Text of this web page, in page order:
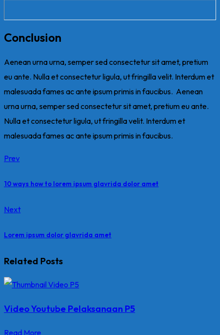
Conclusion
Aenean urna urna, semper sed consectetur sit amet, pretium
eu ante. Nulla et consectetur ligula, ut fringilla velit. Interdum et
malesuada fames ac ante ipsum primis in faucibus. Aenean
urna urna, semper sed consectetur sit amet, pretium eu ante.
Nulla et consectetur ligula, ut fringilla velit. Interdum et
malesuada fames ac ante ipsum primis in faucibus.
Prev
10 ways how to lorem ipsum glavrida dolor amet
Next
Lorem ipsum dolor glavrida amet
Related Posts
Video Youtube Pelaksanaan P5
Read More